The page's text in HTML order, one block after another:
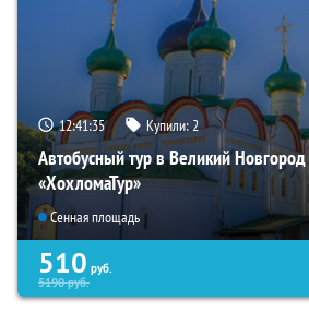
12:41:34 Купили:2
Автобусный тур в Великий Новгород
«ХохломаТур»
Сенная площадь
510 руб.
5190руб.